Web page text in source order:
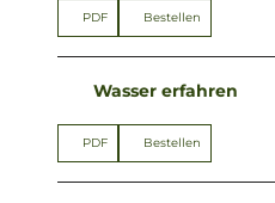
PDF Bestellen
Wasser erfahren
PDF Bestellen